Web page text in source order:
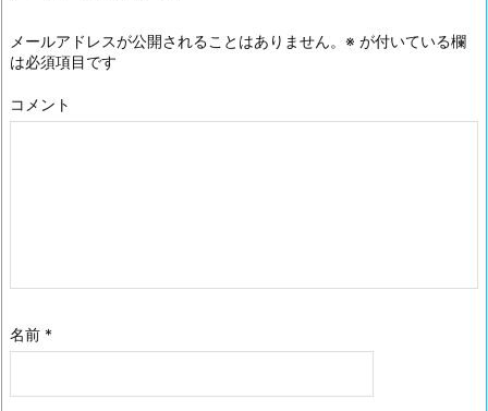
メールアドレスが公開されることはありません。 ※ が付いている欄
は必須項目です
コメント
名前 *